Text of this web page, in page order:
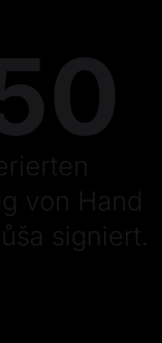
von Hand
signiert.